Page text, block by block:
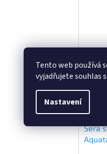
Tento web používá
vyjadřujete souhlas
Nastavení
Sera